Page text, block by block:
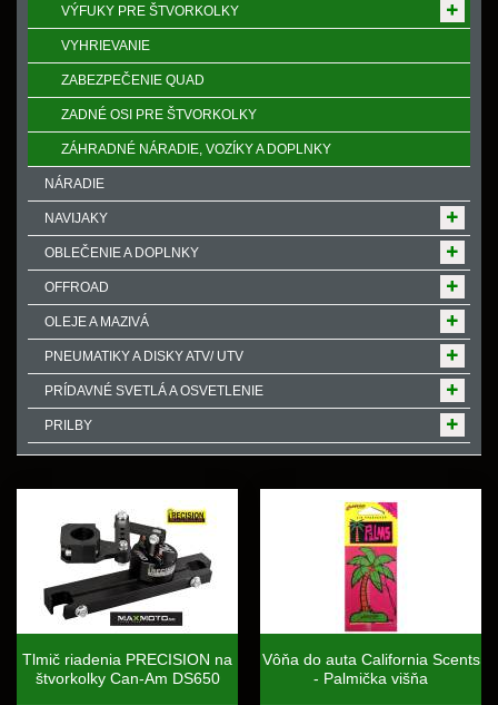
VÝFUKY PRE ŠTVORKOLKY
VYHRIEVANIE
ZABEZPEČENIE QUAD
ZADNÉ OSI PRE ŠTVORKOLKY
ZÁHRADNÉ NÁRADIE, VOZÍKY A DOPLNKY
NÁRADIE
NAVIJAKY
OBLEČENIE A DOPLNKY
OFFROAD
OLEJE A MAZIVÁ
PNEUMATIKY A DISKY ATV/ UTV
PRÍDAVNÉ SVETLÁ A OSVETLENIE
PRILBY
Tlmič riadenia PRECISION na
štvorkolky Can-Am DS650
Vôňa do auta California Scents
- Palmička višňa